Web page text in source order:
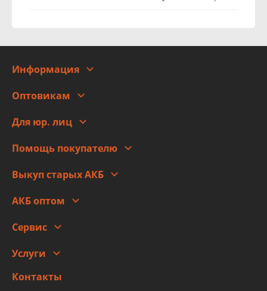
Информация
Адреса
Новости
Правовая информация
Оптовикам
Для юр. лиц
Помощь покупателю
Оплата
Гарантии и возврат
Выкуп старых АКБ
АКБ оптом
Сервис
Заправка кондиционера авто
Детейлинг
Услуги
высокого давления
Контакты